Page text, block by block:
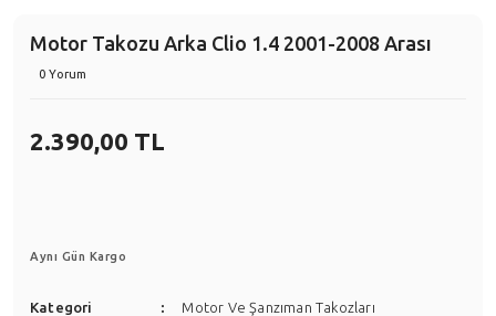
Motor Takozu Arka Clio 1.4 2001-2008 Arası
0 Yorum
2.390,00 TL
Aynı Gün Kargo
Kategori
Motor Ve Şanzıman Takozları